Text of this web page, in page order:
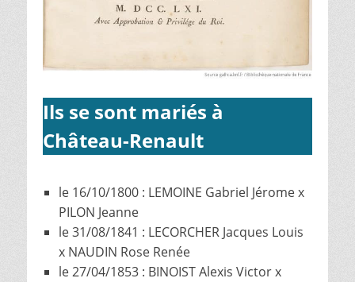
Ils se sont mariés à
Château-Renault
le 16/10/1800 : LEMOINE Gabriel Jérome x
PILON Jeanne
le 31/08/1841 : LECORCHER Jacques Louis
x NAUDIN Rose Renée
le 27/04/1853 : BINOIST Alexis Victor x